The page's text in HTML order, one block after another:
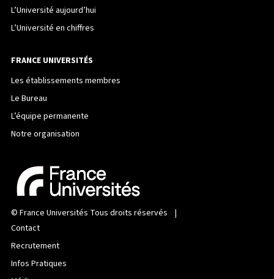
L’Université aujourd’hui
L’Université en chiffres
FRANCE UNIVERSITÉS
Les établissements membres
Le Bureau
L’équipe permanente
Notre organisation
© France Universités Tous droits réservés |
Contact
Recrutement
Infos Pratiques